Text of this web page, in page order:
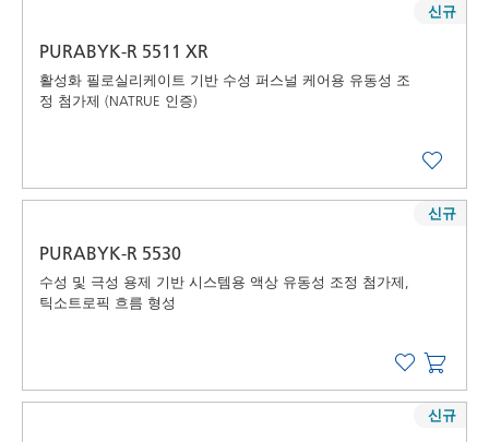
PURABYK-R 5511 XR
활성화 필로실리케이트 기반 수성 퍼스널 케어용 유동성 조
정 첨가제 (NATRUE 인증)
신규
PURABYK-R 5530
수성 및 극성 용제 기반 시스템용 액상 유동성 조정 첨가제,
틱소트로픽 흐름 형성
신규
신규